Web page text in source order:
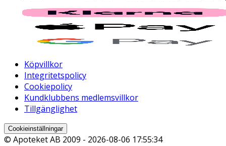
Köpvillkor
Integritetspolicy
Cookiepolicy
Kundklubbens medlemsvillkor
Tillgänglighet
Cookieinställningar
© Apoteket AB 2009 - 2026-08-06 17:55:34